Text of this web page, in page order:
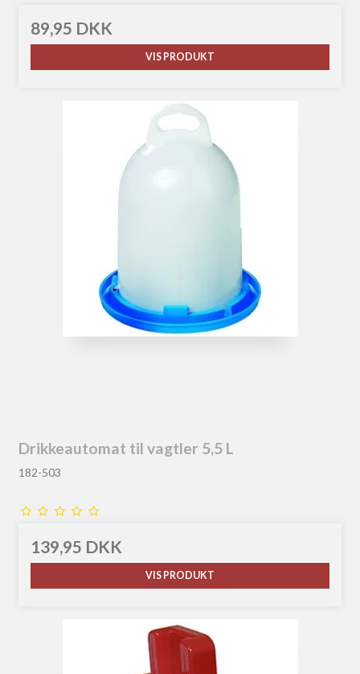
89,95 DKK
VIS PRODUKT
Drikkeautomat til vagtler 5,5 L
182-503
139,95 DKK
VIS PRODUKT